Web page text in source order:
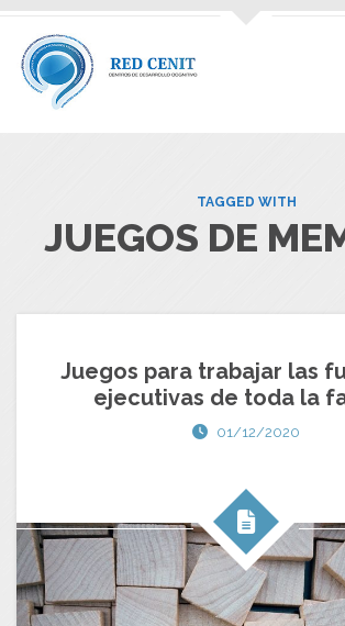
TAGGED WITH
JUEGOS DE
Juegos para trabajar las
ejecutivas de toda la
01/12/2020